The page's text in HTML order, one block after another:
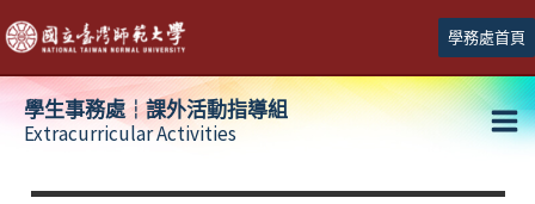
跳
至
主
學務處首頁
學生事務處┆課外活動指導組
Extracurricular Activities